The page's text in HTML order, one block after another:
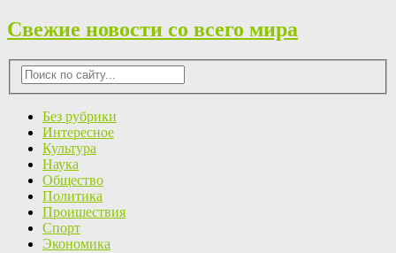
Свежие новости со всего мира
Без рубрики
Интересное
Культура
Наука
Общество
Политика
Проишествия
Спорт
Экономика